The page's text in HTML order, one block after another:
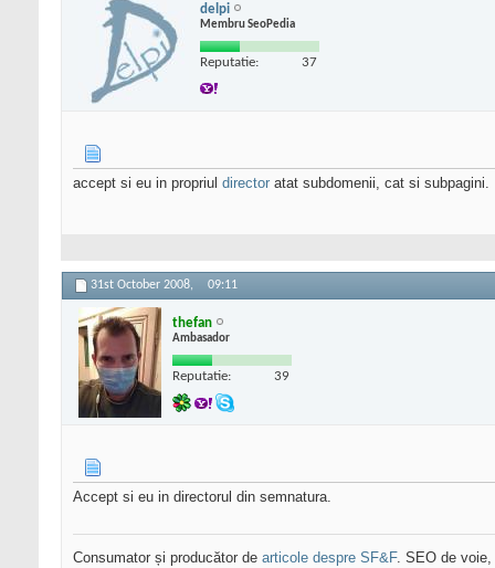
delpi
Membru SeoPedia
Reputatie: 37
accept si eu in propriul director atat subdomenii, cat si subpagini.
31st October 2008, 09:11
thefan
Ambasador
Reputatie: 39
Accept si eu in directorul din semnatura.
Consumator și producător de articole despre SF&F. SEO de voie,